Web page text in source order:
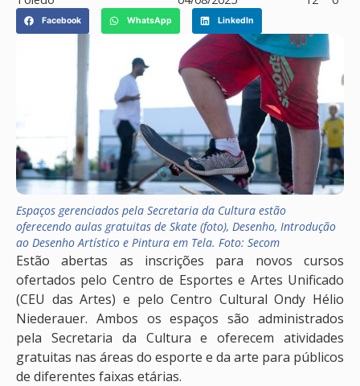
Facebook WhatsApp LinkedIn
Espaços gerenciados pela Secretaria da Cultura estão
oferecendo aulas gratuitas de Skate (foto), Desenho, Introdução
ao Desenho Artístico e Pintura em Tela. Foto: Secom
Estão abertas as inscrições para novos cursos
ofertados pelo Centro de Esportes e Artes Unificado
(CEU das Artes) e pelo Centro Cultural Ondy Hélio
Niederauer. Ambos os espaços são administrados
pela Secretaria da Cultura e oferecem atividades
gratuitas nas áreas do esporte e da arte para públicos
de diferentes faixas etárias.